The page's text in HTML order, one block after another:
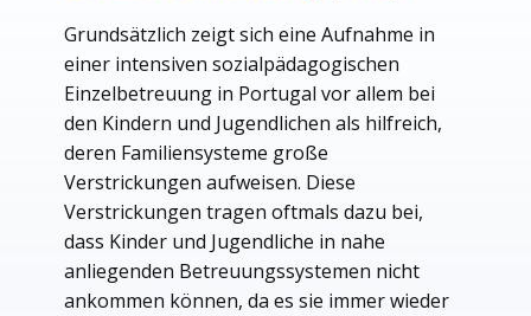
Grundsätzlich zeigt sich eine Aufnahme in
einer intensiven sozialpädagogischen
Einzelbetreuung in Portugal vor allem bei
den Kindern und Jugendlichen als hilfreich,
deren Familiensysteme große
Verstrickungen aufweisen. Diese
Verstrickungen tragen oftmals dazu bei,
dass Kinder und Jugendliche in nahe
anliegenden Betreuungssystemen nicht
ankommen können, da es sie immer wieder